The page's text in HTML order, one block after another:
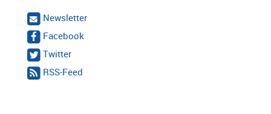
Newsletter
Facebook
Twitter
RSS-Feed